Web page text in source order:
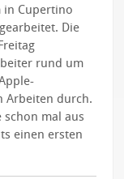
in Cupertino
Die
rund um
Arbeiten durch.
schon mal aus
einen ersten